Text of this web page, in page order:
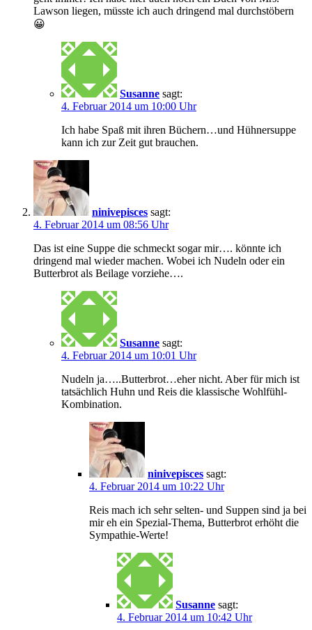
Lawson liegen, müsste ich auch dringend mal durchstöbern
😀
Susanne sagt:
4. Februar 2014 um 10:00 Uhr
Ich habe Spaß mit ihren Büchern…und Hühnersuppe
kann ich zur Zeit gut brauchen.
ninivepisces sagt:
4. Februar 2014 um 08:56 Uhr
Das ist eine Suppe die schmeckt sogar mir…. könnte ich
dringend mal wieder machen. Wobei ich Nudeln oder ein
Butterbrot als Beilage vorziehe….
Susanne sagt:
4. Februar 2014 um 10:01 Uhr
Nudeln ja…..Butterbrot…eher nicht. Aber für mich ist
tatsächlich Huhn und Reis die klassische Wohlfühl-
Kombination.
ninivepisces sagt:
4. Februar 2014 um 10:22 Uhr
Reis mach ich sehr selten- und Suppen sind ja bei
mir eh ein Spezial-Thema, Butterbrot erhöht die
Sympathie-Werte!
Susanne sagt:
4. Februar 2014 um 10:42 Uhr